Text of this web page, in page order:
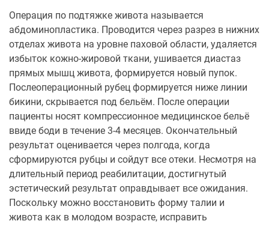
Операция по подтяжке живота называется
абдоминопластика. Проводится через разрез в нижних
отделах живота на уровне паховой области, удаляется
избыток кожно-жировой ткани, ушивается диастаз
прямых мышц живота, формируется новый пупок.
Послеоперационный рубец формируется ниже линии
бикини, скрывается под бельём. После операции
пациенты носят компрессионное медицинское бельё
ввиде боди в течение 3-4 месяцев. Окончательный
результат оценивается через полгода, когда
сформируются рубцы и сойдут все отеки. Несмотря на
длительный период реабилитации, достигнутый
эстетический результат оправдывает все ожидания.
Поскольку можно восстановить форму талии и
живота как в молодом возрасте, исправить